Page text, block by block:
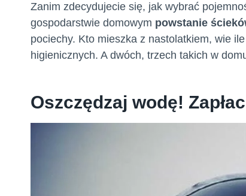
Zanim zdecydujecie się, jak wybrać
gospodarstwie domowym powstanie
pociechy. Kto mieszka z nastolatkiem, wie
higienicznych. A dwóch, trzech takich w
Oszczędzaj wodę!